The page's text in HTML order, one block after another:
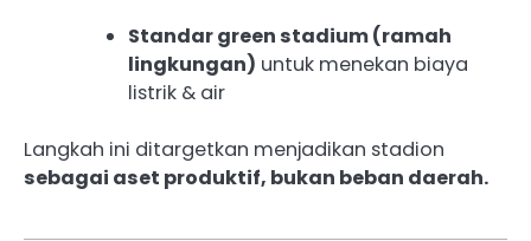
Standar green stadium (ramah
lingkungan) untuk menekan biaya
listrik & air
Langkah ini ditargetkan menjadikan stadion
sebagai aset produktif, bukan beban daerah.